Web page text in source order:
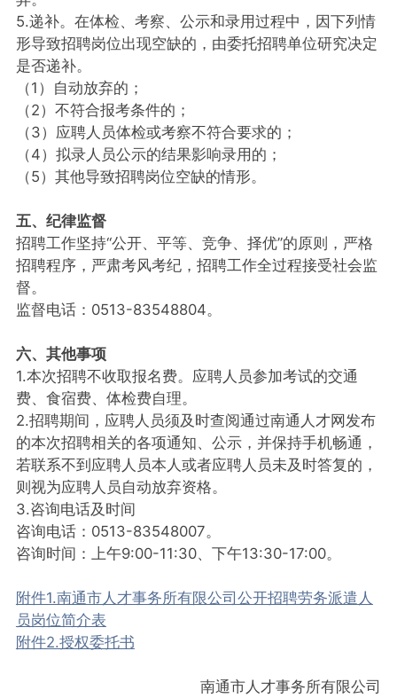
5.递补。在体检、考察、公示和录用过程中，因下列情
形导致招聘岗位出现空缺的，由委托招聘单位研究决定
是否递补。
（1）自动放弃的；
（2）不符合报考条件的；
（3）应聘人员体检或考察不符合要求的；
（4）拟录人员公示的结果影响录用的；
（5）其他导致招聘岗位空缺的情形。
五、纪律监督
招聘工作坚持“公开、平等、竞争、择优”的原则，严格
招聘程序，严肃考风考纪，招聘工作全过程接受社会监
督。
监督电话：0513-83548804。
六、其他事项
1.本次招聘不收取报名费。应聘人员参加考试的交通
费、食宿费、体检费自理。
2.招聘期间，应聘人员须及时查阅通过南通人才网发布
的本次招聘相关的各项通知、公示，并保持手机畅通，
若联系不到应聘人员本人或者应聘人员未及时答复的，
则视为应聘人员自动放弃资格。
3.咨询电话及时间
咨询电话：0513-83548007。
咨询时间：上午9:00-11:30、下午13:30-17:00。
附件1.南通市人才事务所有限公司公开招聘劳务派遣人
员岗位简介表
附件2.授权委托书
南通市人才事务所有限公司